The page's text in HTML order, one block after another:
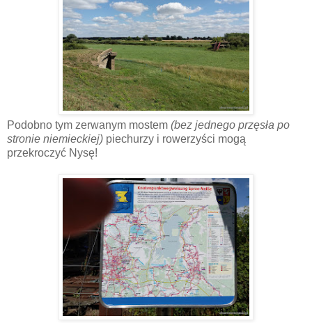
Podobno tym zerwanym mostem (bez jednego przęsła po
stronie niemieckiej) piechurzy i rowerzyści mogą
przekroczyć Nysę!